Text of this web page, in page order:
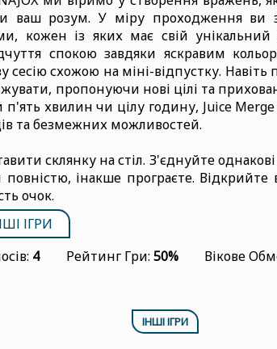
ваш розум. У міру проходження ви
кожен із яких має свій унікальний
спокою завдяки яскравим
сесію схожою на міні-відпустку.
пропонуючи нові цілі та
хвилин чи цілу годину, Juice
та безмежних можливостей.
склянку на стіл. З'єднуйте
інакше програєте. Відкрийте
очок.
ІГРИ
4 Рейтинг Гри: 50% Вікове
ІНШІ ІГРИ